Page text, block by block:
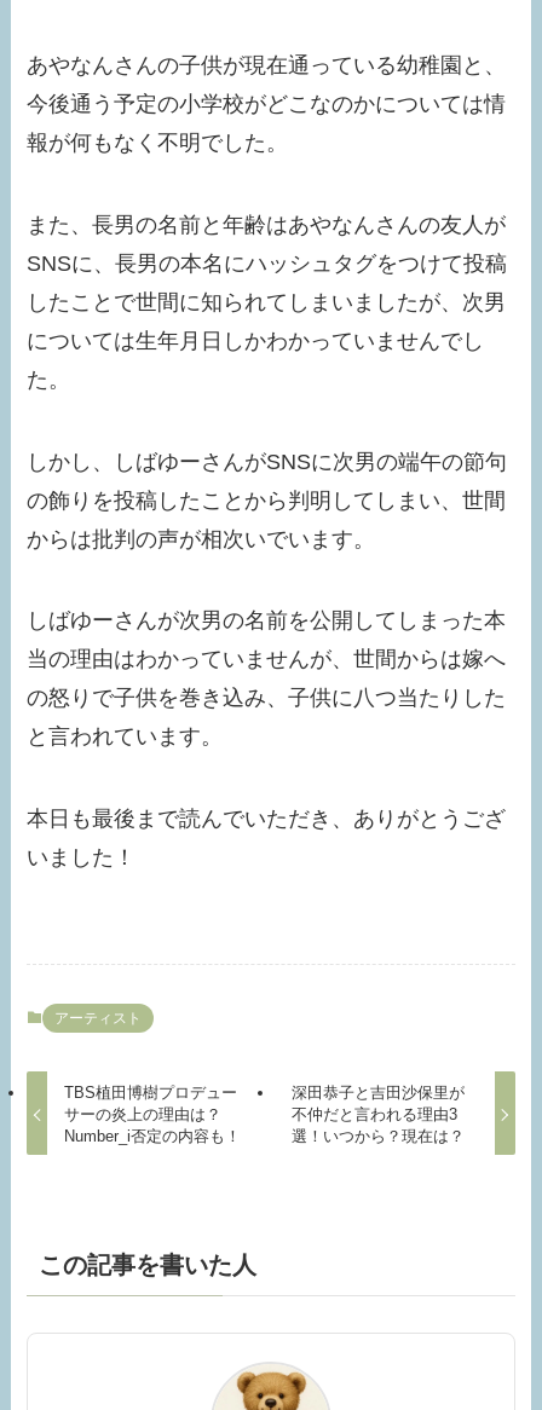
あやなんさんの子供が現在通っている幼稚園と、
今後通う予定の小学校がどこなのかについては情
報が何もなく不明でした。
また、長男の名前と年齢はあやなんさんの友人が
SNSに、長男の本名にハッシュタグをつけて投稿
したことで世間に知られてしまいましたが、次男
については生年月日しかわかっていませんでし
た。
しかし、しばゆーさんがSNSに次男の端午の節句
の飾りを投稿したことから判明してしまい、世間
からは批判の声が相次いでいます。
しばゆーさんが次男の名前を公開してしまった本
当の理由はわかっていませんが、世間からは嫁へ
の怒りで子供を巻き込み、子供に八つ当たりした
と言われています。
本日も最後まで読んでいただき、ありがとうござ
いました！
アーティスト
TBS植田博樹プロデュー
サーの炎上の理由は？
Number_i否定の内容も！
深田恭子と吉田沙保里が
不仲だと言われる理由3
選！いつから？現在は？
この記事を書いた人